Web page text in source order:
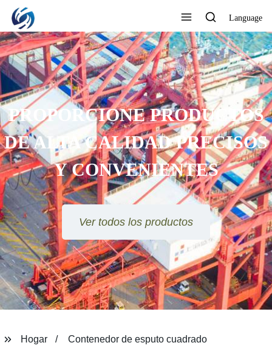
Language
PROPORCIONE PRODUCTOS
DE ALTA CALIDAD PRECISOS
Y CONVENIENTES
Ver todos los productos
Hogar Contenedor de esputo cuadrado